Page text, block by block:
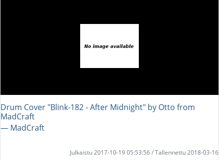
Drum Cover "Blink-182 - After Midnight" by Otto from
MadCraft
― MadCraft
Julkaistu 2017-10-19 05:53:56 / Tallennettu 2018-03-16